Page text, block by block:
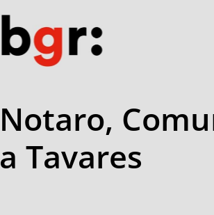
Notaro,
a Tavares